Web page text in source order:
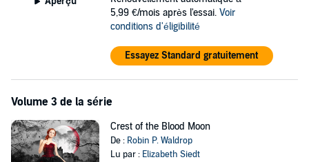
5,99 €/mois après l'essai. Voir
conditions d'éligibilité
Essayez Standard gratuitement
Volume 3 de la série
Crest of the Blood Moon
De : Robin P. Waldrop
Lu par : Elizabeth Siedt